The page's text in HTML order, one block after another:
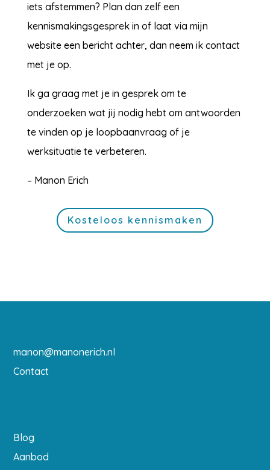
iets afstemmen? Plan dan zelf een
kennismakingsgesprek in of laat via mijn
website een bericht achter, dan neem ik contact
met je op.
Ik ga graag met je in gesprek om te
onderzoeken wat jij nodig hebt om antwoorden
te vinden op je loopbaanvraag of je
werksituatie te verbeteren.
– Manon Erich
Kosteloos kennismaken
manon@manonerich.nl
Contact
Blog
Aanbod